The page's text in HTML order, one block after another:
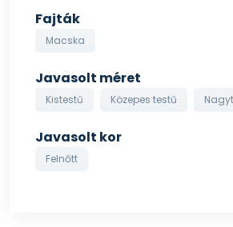
Fajták
Macska
Javasolt méret
Kistestű Közepes testű
Javasolt kor
Felnőtt